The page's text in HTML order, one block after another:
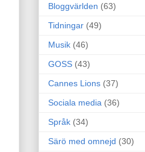
Bloggvärlden (63)
Tidningar (49)
Musik (46)
GOSS (43)
Cannes Lions (37)
Sociala media (36)
Språk (34)
Särö med omnejd (30)